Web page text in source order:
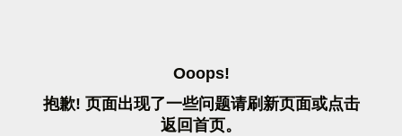
OOOPS!
抱歉! 页面出现了一些问题请刷 新页面或点击
返 回首页。